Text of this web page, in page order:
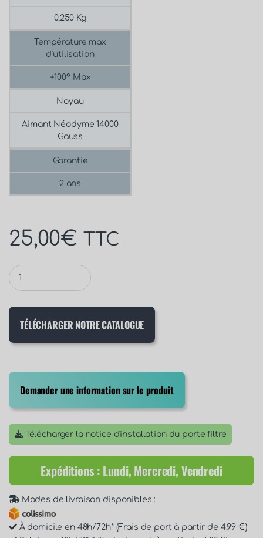
0,250 Kg
Température max
d’utilisation
+100° Max
Noyau
Aimant Néodyme 14000
Gauss
Garantie
2 ans
25,00€ TTC
TÉLÉCHARGER NOTRE CATALOGUE
Demander une information sur le produit
Télécharger la notice d'installation du porte filtre
Expéditions : Lundi, Mercredi, Vendredi
Modes de livraison disponibles :
À domicile en 48h/72h* (Frais de port à partir de 4,99 €)